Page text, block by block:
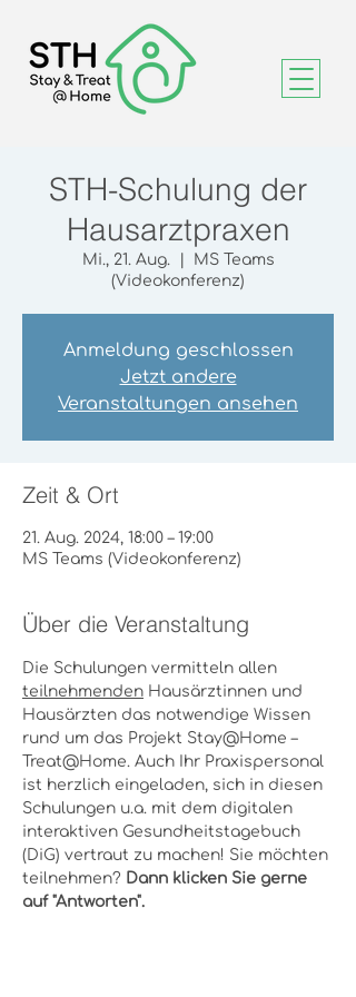
STH-Schulung der
Hausarztpraxen
Mi., 21. Aug.
  |
MS Teams
(Videokonferenz)
Anmeldung geschlossen
Jetzt andere
Veranstaltungen ansehen
Zeit & Ort
21. Aug. 2024, 18:00 – 19:00
MS Teams (Videokonferenz)
Über die Veranstaltung
Die Schulungen vermitteln allen
teilnehmenden Hausärztinnen und
Hausärzten das notwendige Wissen
rund um das Projekt Stay@Home –
Treat@Home. Auch Ihr Praxispersonal
ist herzlich eingeladen, sich in diesen
Schulungen u.a. mit dem digitalen
interaktiven Gesundheitstagebuch
(DiG) vertraut zu machen! Sie möchten
teilnehmen? Dann klicken Sie gerne
auf "Antworten".